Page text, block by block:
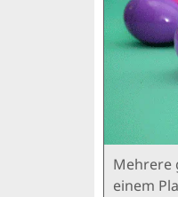
Mehrere
einem